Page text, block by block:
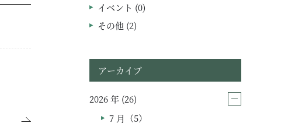
イベント (0)
その他 (2)
アーカイブ
2026 年 (26)
7 月（5）